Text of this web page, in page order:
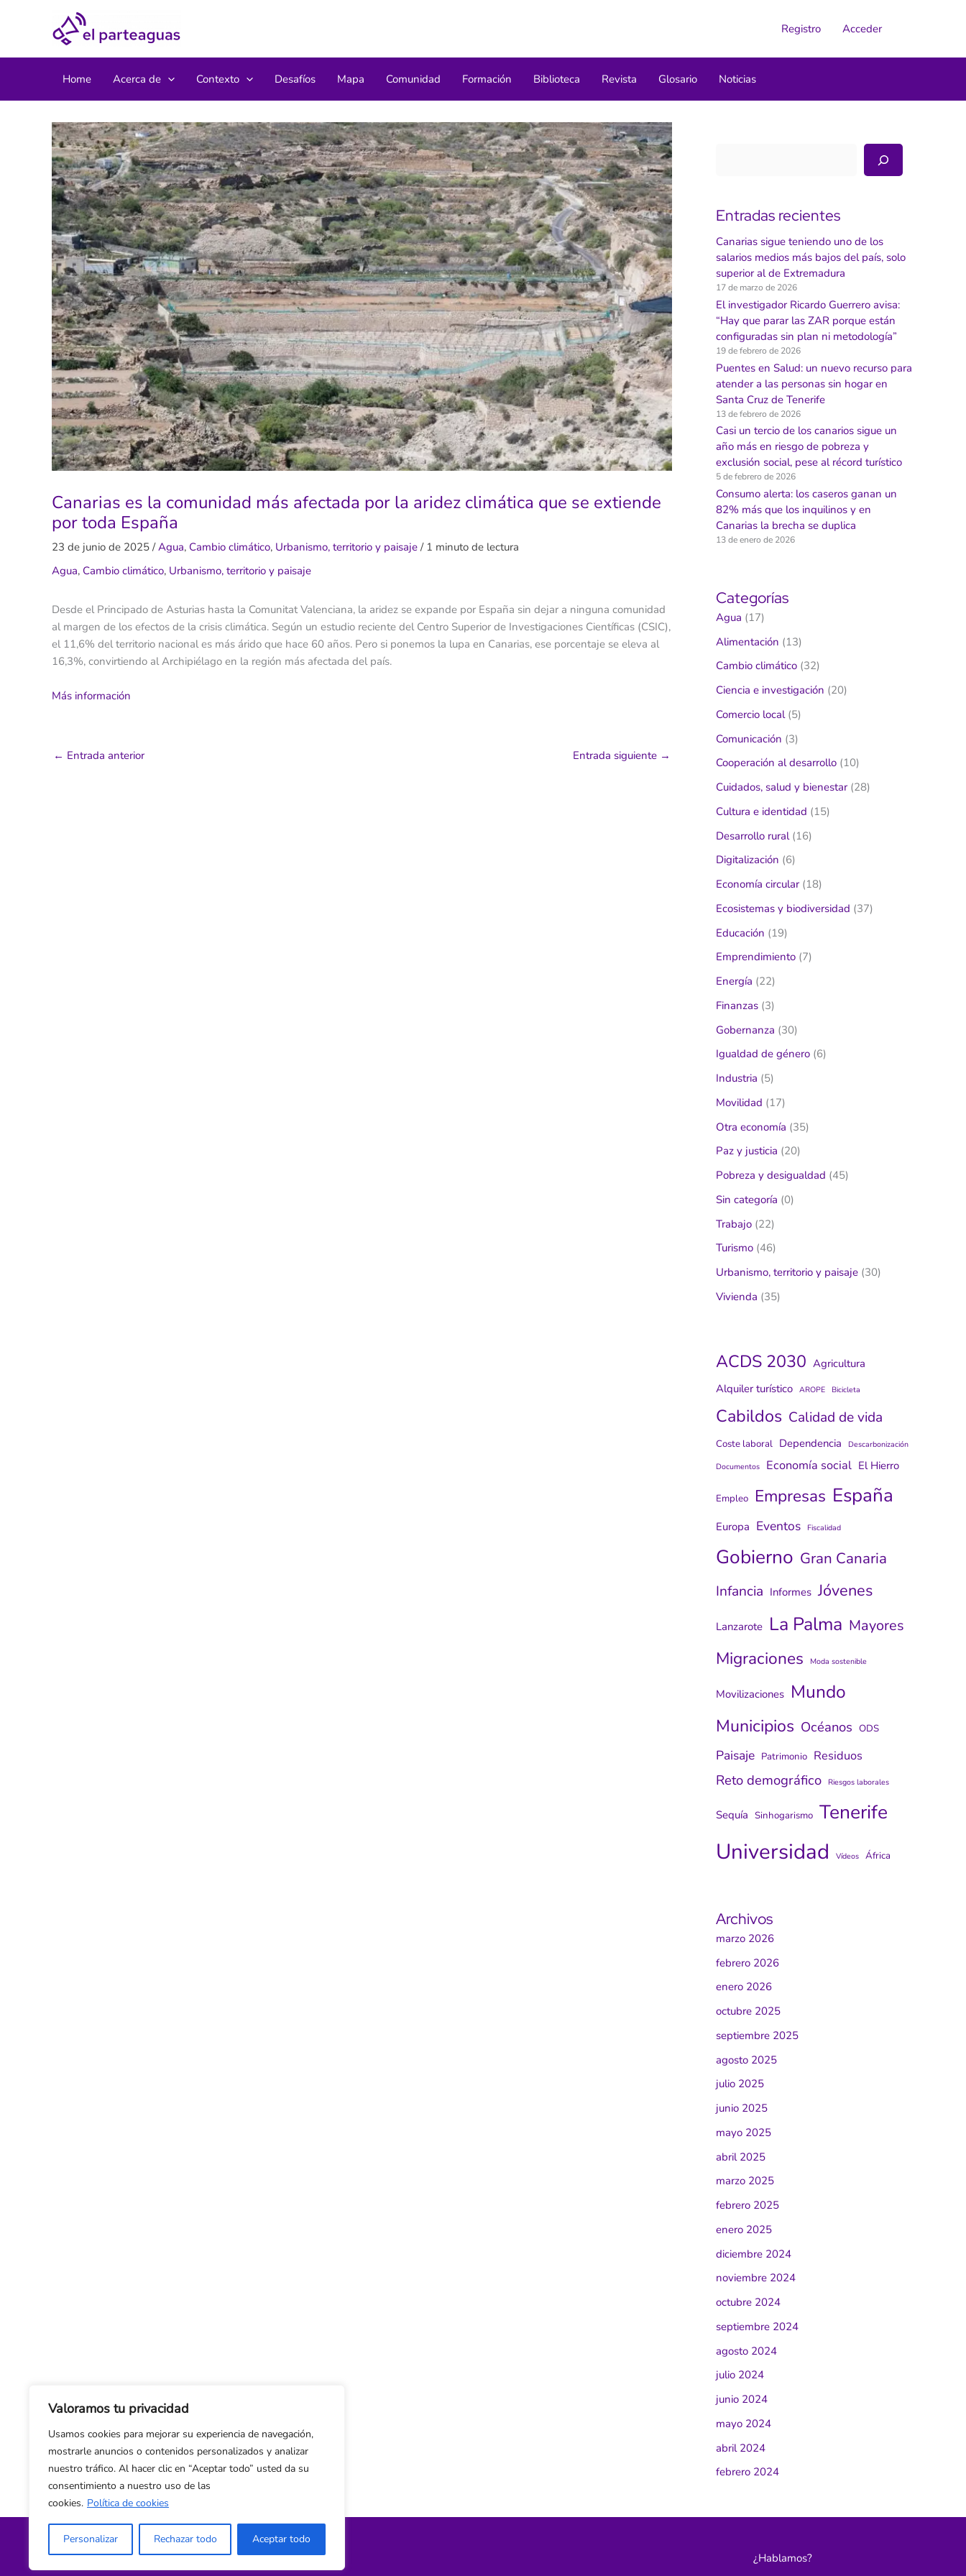
Valoramos tu privacidad
Usamos cookies para mejorar su experiencia de navegación,
mostrarle anuncios o contenidos personalizados y analizar
nuestro tráfico. Al hacer clic en “Aceptar todo” usted da su
consentimiento a nuestro uso de las
cookies. Política de cookies
Personalizar Rechazar todo Aceptar todo
Registro Acceder
Home Acerca de Contexto Desafíos Mapa Comunidad Formación Biblioteca Revista Glosario Noticias
Canarias es la comunidad más afectada por la aridez climática que se extiende
por toda España
23 de junio de 2025 /Agua, Cambio climático, Urbanismo, territorio y paisaje / 1 minuto de lectura
Agua, Cambio climático, Urbanismo, territorio y paisaje
Desde el Principado de Asturias hasta la Comunitat Valenciana, la aridez se expande por España sin dejar a ninguna comunidad
al margen de los efectos de la crisis climática. Según un estudio reciente del Centro Superior de Investigaciones Científicas (CSIC),
el 11,6% del territorio nacional es más árido que hace 60 años. Pero si ponemos la lupa en Canarias, ese porcentaje se eleva al
16,3%, convirtiendo al Archipiélago en la región más afectada del país.
Más información
← Entrada anterior Entrada siguiente →
Entradas recientes
Canarias sigue teniendo uno de los
salarios medios más bajos del país, solo
superior al de Extremadura
17 de marzo de 2026
El investigador Ricardo Guerrero avisa:
“Hay que parar las ZAR porque están
configuradas sin plan ni metodología”
19 de febrero de 2026
Puentes en Salud: un nuevo recurso para
atender a las personas sin hogar en
Santa Cruz de Tenerife
13 de febrero de 2026
Casi un tercio de los canarios sigue un
año más en riesgo de pobreza y
exclusión social, pese al récord turístico
5 de febrero de 2026
Consumo alerta: los caseros ganan un
82% más que los inquilinos y en
Canarias la brecha se duplica
13 de enero de 2026
Categorías
Agua (17)
Alimentación (13)
Cambio climático (32)
Ciencia e investigación (20)
Comercio local(5)
Comunicación (3)
Cooperación al desarrollo (10)
Cuidados, salud y bienestar(28)
Cultura e identidad (15)
Desarrollo rural(16)
Digitalización (6)
Economía circular(18)
Ecosistemas y biodiversidad (37)
Educación (19)
Emprendimiento (7)
Energía (22)
Finanzas (3)
Gobernanza (30)
Igualdad de género (6)
Industria (5)
Movilidad (17)
Otra economía (35)
Paz y justicia (20)
Pobreza y desigualdad (45)
Sin categoría (0)
Trabajo (22)
Turismo (46)
Urbanismo, territorio y paisaje (30)
Vivienda (35)
ACDS 2030 Agricultura
Alquiler turístico AROPE Bicicleta
Cabildos Calidad de vida
Coste laboral Dependencia Descarbonización
Documentos Economía social El Hierro
Empleo Empresas España
Europa Eventos Fiscalidad
Gobierno Gran Canaria
Infancia Informes Jóvenes
Lanzarote La Palma Mayores
Migraciones Moda sostenible
Movilizaciones Mundo
Municipios Océanos ODS
Paisaje Patrimonio Residuos
Reto demográfico Riesgos laborales
Sequía Sinhogarismo Tenerife
Universidad Vídeos África
Archivos
marzo 2026
febrero 2026
enero 2026
octubre 2025
septiembre 2025
agosto 2025
julio 2025
junio 2025
mayo 2025
abril 2025
marzo 2025
febrero 2025
enero 2025
diciembre 2024
noviembre 2024
octubre 2024
septiembre 2024
agosto 2024
julio 2024
junio 2024
mayo 2024
abril 2024
febrero 2024
Política de privacidad y cookies ¿Hablamos?